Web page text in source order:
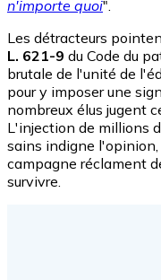
n'importe quoi".
Les détracteurs
L. 621-9 du Code du
brutale de l'unité de
pour y imposer une
nombreux élus jugent
L'injection de millions
sains indigne l'opinion,
campagne réclament
survivre.